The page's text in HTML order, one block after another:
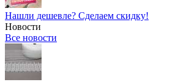
Нашли дешевле? Сделаем скидку!
Новости
Все новости